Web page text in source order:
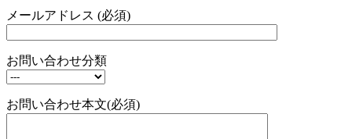
メールアドレス (必須)
お問い合わせ分類
お問い合わせ本文(必須)